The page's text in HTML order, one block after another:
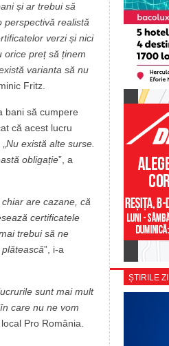
și ar trebui să
perspectivă realistă
verzi și nici
orice preț să ținem
varianta să nu
Fritz.
bani să cumpere
că acest lucru
Nu există alte surse.
obligație”, a
are cazane, că
certificatele
trebui să ne
”, i-a
sunt mai mult
care nu ne vom
Pro România.
ȘTIRILE